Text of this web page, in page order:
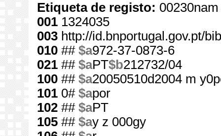
Etiqueta de registo:
001 1324035
003 http://id.bnportugal.gov.pt/
010 ## $a972-37-0873-6
021 ## $aPT$b212732/04
100 ## $a20050510d2004 m
101 0# $apor
102 ## $aPT
105 ## $ay z 000gy